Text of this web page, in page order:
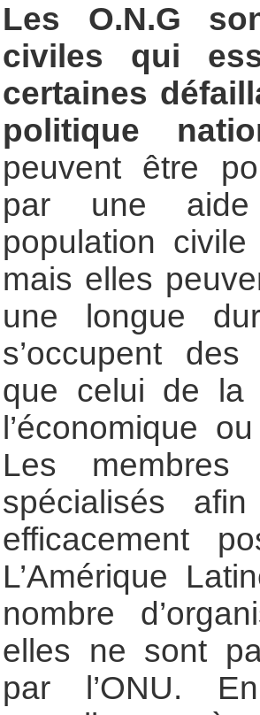
Les O.N.G
civiles qui
certaines
politique
peuvent être
par une
population
mais elles
une longue
s’occupent
que celui de la
l’économique
Les
spécialisés
efficacement
L’Amérique
nombre
elles ne sont
par l’ONU.